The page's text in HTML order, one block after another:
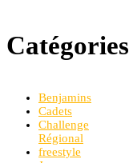
Catégories
Benjamins
Cadets
Challenge
Régional
freestyle